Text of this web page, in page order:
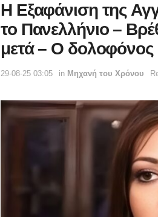
Η Εξαφάνιση της
το Πανελλήνιο –
μετά – Ο δολοφόνος
29-08-25 03:05 in Μηχανή του Χρόνου